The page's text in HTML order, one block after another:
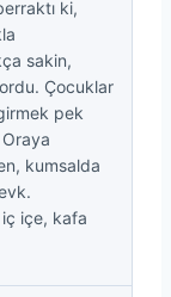
ki,
sakin,
Çocuklar
pek
kumsalda
içe, kafa